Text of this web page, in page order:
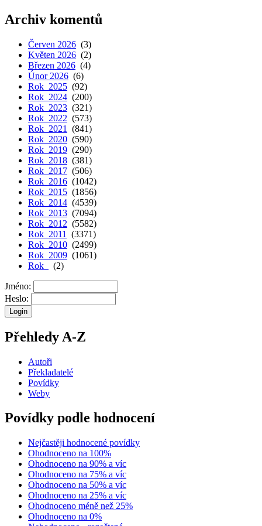
Archiv komentů
Červen 2026 (3)
Květen 2026 (2)
Březen 2026 (4)
Únor 2026 (6)
Rok 2025 (92)
Rok 2024 (200)
Rok 2023 (321)
Rok 2022 (573)
Rok 2021
(841)
Rok 2020 (590)
Rok 2019 (290)
Rok 2018 (381)
Rok 2017 (506)
Rok 2016 (1042)
Rok 2015 (1856)
Rok 2014 (4539)
Rok 2013 (7094)
Rok 2012 (5582)
Rok 2011
(3371)
Rok 2010 (2499)
Rok 2009 (1061)
Rok
(2)
Jméno:
Heslo:
Přehledy A-Z
Autoři
Překladatelé
Povídky
Weby
Povídky podle hodnocení
Nejčastěji hodnocené povídky
Ohodnoceno na 100%
Ohodnoceno na 90% a víc
Ohodnoceno na 75% a víc
Ohodnoceno na 50% a víc
Ohodnoceno na 25% a víc
Ohodnoceno méně než 25%
Ohodnoceno na 0%